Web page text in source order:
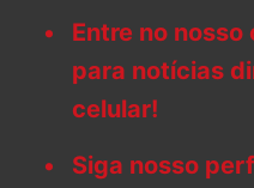
Entre no
para notícias
celular!
Siga nosso